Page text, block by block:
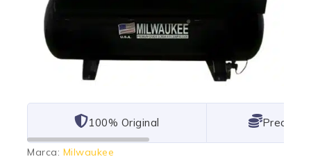
101% Original Lowest
Marca: Milwaukee